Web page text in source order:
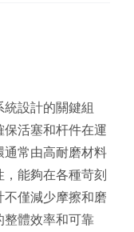
設計的關鍵組
活塞和杆件在運
通常由高耐磨材料
能夠在各種苛刻
僅減少摩擦和磨
體效率和可靠